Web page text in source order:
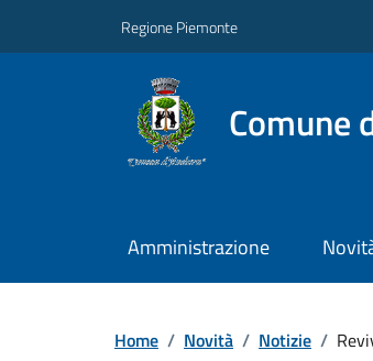
Regione Piemonte
Comune
Amministrazione
Home / Novità / Notizie /